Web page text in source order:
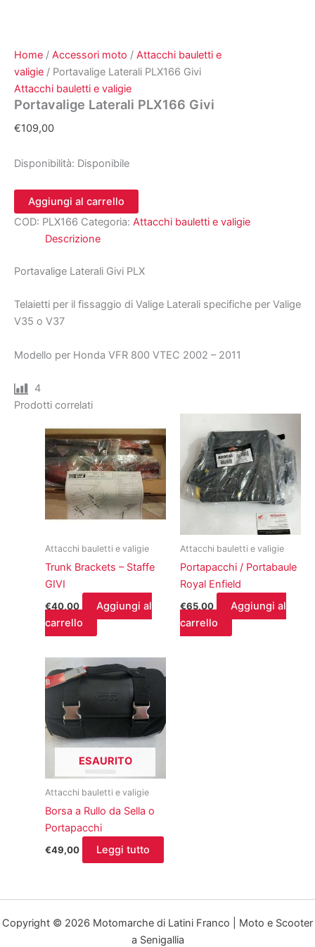
Home / Accessori moto / Attacchi bauletti e
valigie / Portavalige Laterali PLX166 Givi
Attacchi bauletti e valigie
Portavalige Laterali PLX166 Givi
€109,00
Disponibilità: Disponibile
Portavalige
Laterali
PLX166
Aggiungi al carrello
COD: PLX166 Categoria: Attacchi bauletti e valigie
Descrizione
Portavalige Laterali Givi PLX
Telaietti per il fissaggio di Valige Laterali specifiche per Valige
V35 o V37
Modello per Honda VFR 800 VTEC 2002 – 2011
4
Prodotti correlati
Attacchi bauletti e valigie
Trunk Brackets – Staffe
GIVI
€40,00
Aggiungi al
carrello
Attacchi bauletti e valigie
Portapacchi / Portabaule
Royal Enfield
€65,00
Aggiungi al
carrello
ESAURITO
Attacchi bauletti e valigie
Borsa a Rullo da Sella o
Portapacchi
€49,00 Leggi tutto
Copyright © 2026 Motomarche di Latini Franco | Moto e Scooter
a Senigallia